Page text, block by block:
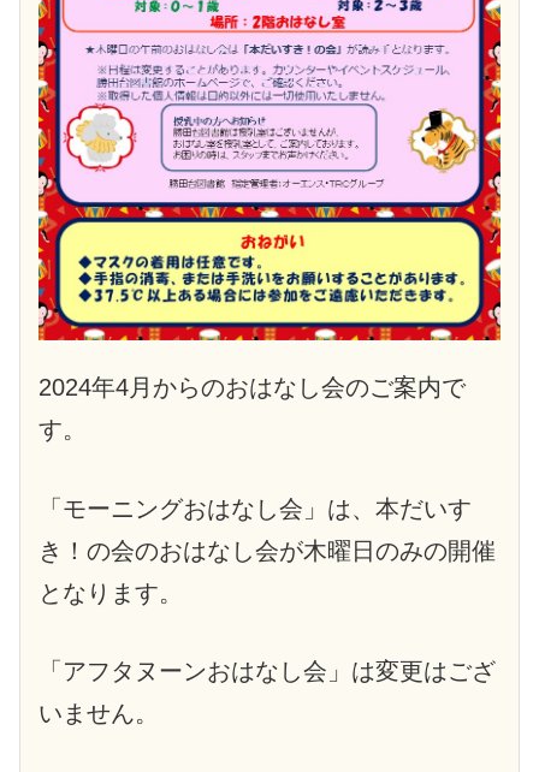
2024年4月からのおはなし会のご案内で
す。
「モーニングおはなし会」は、本だいす
き！の会のおはなし会が木曜日のみの開催
となります。
「アフタヌーンおはなし会」は変更はござ
いません。